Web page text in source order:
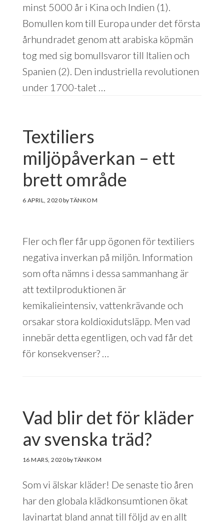
minst 5000 år i Kina och Indien (1).
Bomullen kom till Europa under det första
århundradet genom att arabiska köpmän
tog med sig bomullsvaror till Italien och
Spanien (2). Den industriella revolutionen
under 1700-talet …
Textiliers
miljöpåverkan – ett
brett område
6 APRIL, 2020by
Fler och fler får upp ögonen för textiliers
negativa inverkan på miljön. Information
som ofta nämns i dessa sammanhang är
att textilproduktionen är
kemikalieintensiv, vattenkrävande och
orsakar stora koldioxidutsläpp. Men vad
innebär detta egentligen, och vad får det
för konsekvenser? …
Vad blir det för kläder
av svenska träd?
16 MARS, 2020by
Som vi älskar kläder! De senaste tio åren
har den globala klädkonsumtionen ökat
lavinartat bland annat till följd av en allt